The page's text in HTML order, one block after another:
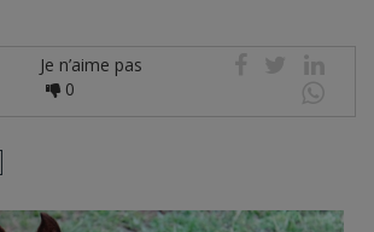
Je n’aime pas
0